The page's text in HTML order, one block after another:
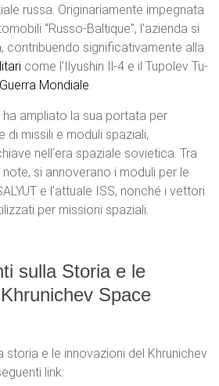
russa. Originariamente impegnata
“Russo-Baltique”, l’azienda si
contribuendo significativamente alla
come l’Ilyushin Il-4 e il Tupolev Tu-
Mondiale.
ha ampliato la sua portata per
di missili e moduli spaziali,
nell’era spaziale sovietica. Tra
note, si annoverano i moduli per le
e l’attuale ISS, nonché i vettori
per missioni spaziali.
sulla Storia e le
Space
storia e le innovazioni del Khrunichev
link: